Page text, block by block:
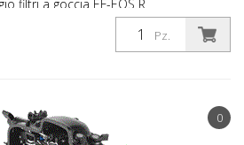
Pz.
filtri a goccia EF-EOS R
0